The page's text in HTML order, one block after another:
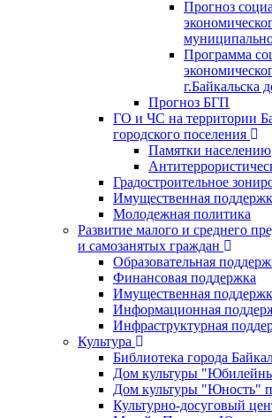
Прогноз
Программа
г.Байкальска
Прогноз БГП
ГО и ЧС на территории
городского поселения
Памятки населению
Градостроительное
Имущественная
Молодежная политика
Развитие малого и среднего
и самозанятых граждан
Образовательная
Финансовая поддержка
Имущественная
Информационная
Инфраструктурная
Культура
Библиотека города
Дом культуры
Дом культуры "Юность"
Культурно-досуговый